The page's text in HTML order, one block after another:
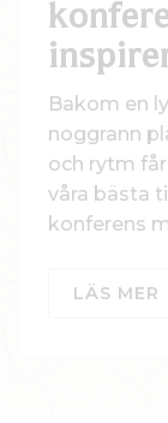
Bakom en
noggrann
och rytm
våra bästa
konferens
LÄS MER